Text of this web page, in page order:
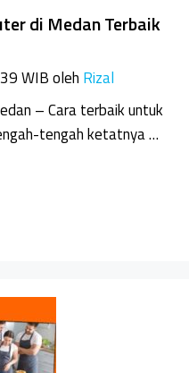
di Medan Terbaik
WIBoleh Rizal
– Cara terbaik untuk
tengah ketatnya …